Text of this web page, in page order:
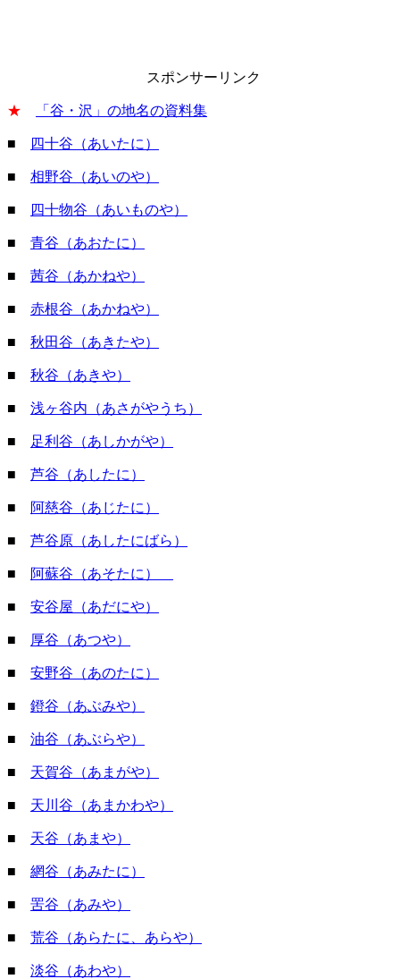
スポンサーリンク
★ 「谷・沢」の地名の資料集
■ 四十谷（あいたに）
■ 相野谷（あいのや）
■ 四十物谷（あいものや）
■ 青谷（あおたに）
■ 茜谷（あかねや）
■ 赤根谷（あかねや）
■ 秋田谷（あきたや）
■ 秋谷（あきや）
■ 浅ヶ谷内（あさがやうち）
■ 足利谷（あしかがや）
■ 芦谷（あしたに）
■ 阿慈谷（あじたに）
■ 芦谷原（あしたにばら）
■ 阿蘇谷（あそたに）
■ 安谷屋（あだにや）
■ 厚谷（あつや）
■ 安野谷（あのたに）
■ 鐙谷（あぶみや）
■ 油谷（あぶらや）
■ 天賀谷（あまがや）
■ 天川谷（あまかわや）
■ 天谷（あまや）
■ 網谷（あみたに）
■ 罟谷（あみや）
■ 荒谷（あらたに、あらや）
■ 淡谷（あわや）